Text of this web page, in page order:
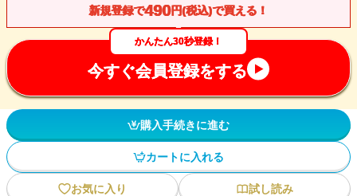
新規登録で490円(税込)で買える！
かんたん30秒登録！
今すぐ会員登録をする
購入手続きに進む
カートに入れる
お気に入り
試し読み